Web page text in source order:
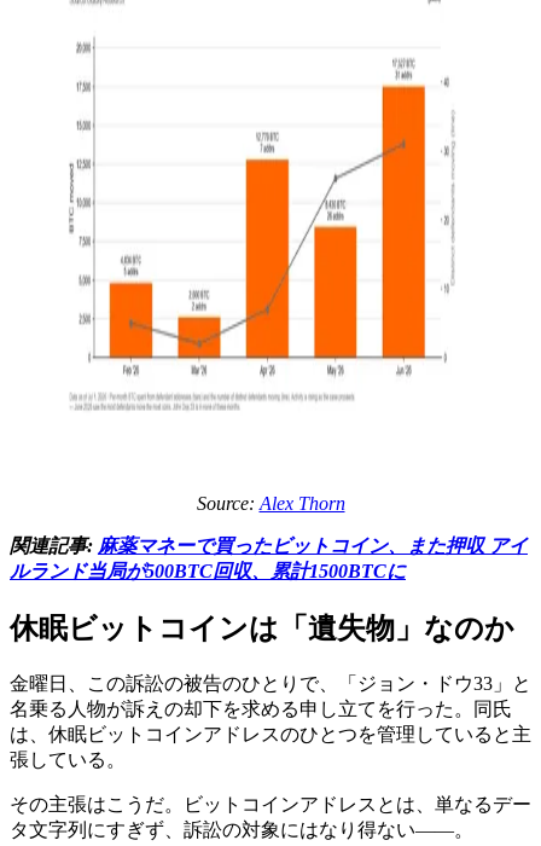
Source: Alex Thorn
関連記事: 麻薬マネーで買ったビットコイン、また押収 アイ
ルランド当局が500BTC回収、累計1500BTCに
休眠ビットコインは「遺失物」なのか
金曜日、この訴訟の被告のひとりで、「ジョン・ドウ33」と
名乗る人物が訴えの却下を求める申し立てを行った。同氏
は、休眠ビットコインアドレスのひとつを管理していると主
張している。
その主張はこうだ。ビットコインアドレスとは、単なるデー
タ文字列にすぎず、訴訟の対象にはなり得ない――。